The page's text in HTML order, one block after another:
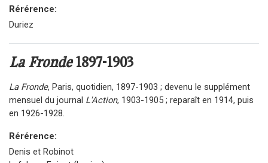
Rérérence:
Duriez
La Fronde1897-1903
La Fronde, Paris, quotidien, 1897-1903 ; devenu le supplément
mensuel du journal L'Action, 1903-1905 ; reparaît en 1914, puis
en 1926-1928.
Rérérence:
Denis et Robinot